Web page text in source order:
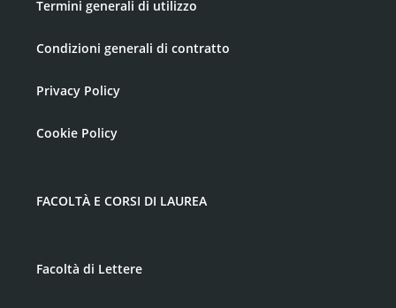
Termini generali di utilizzo
Condizioni generali di contratto
Privacy Policy
Cookie Policy
FACOLTÀ E CORSI DI LAUREA
Facoltà di Lettere